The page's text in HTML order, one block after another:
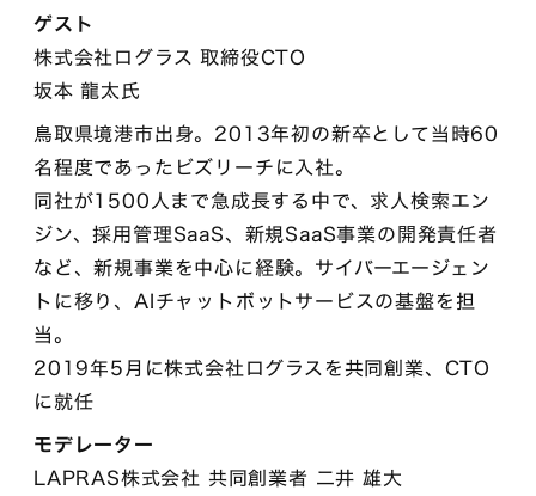
ゲスト
株式会社ログラス 取締役CTO
坂本 龍太氏
鳥取県境港市出身。2013年初の新卒として当時60
名程度であったビズリーチに入社。
同社が1500人まで急成長する中で、求人検索エン
ジン、採用管理SaaS、新規SaaS事業の開発責任者
など、新規事業を中心に経験。サイバーエージェン
トに移り、AIチャットボットサービスの基盤を担
当。
2019年5月に株式会社ログラスを共同創業、CTO
に就任
モデレーター
LAPRAS株式会社 共同創業者 二井 雄大